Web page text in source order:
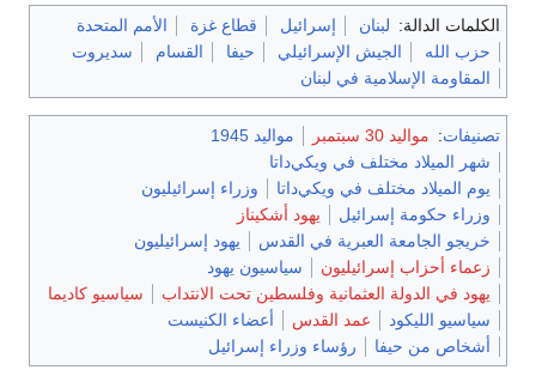
الكلمات الدالة: لبنان إسرائيل قطاع غزة
الأمم المتحدة
حزب الله
الجيش الإسرائيلي حيفا القسام
سديروت
المقاومة الإسلامية في لبنان
تصنيفات: مواليد 30 سبتمبر
مواليد 1945
شهر الميلاد مختلف في ويكي‌داتا
يوم الميلاد مختلف في ويكي‌داتا
وزراء إسرائيليون
وزراء حكومة إسرائيل
يهود أشكيناز
خريجو الجامعة العبرية في القدس
يهود إسرائيليون
زعماء أحزاب إسرائيليون
سياسيون يهود
يهود في الدولة العثمانية وفلسطين تحت الانتداب
سياسيو كاديما
سياسيو الليكود
عمد القدس
أعضاء الكنيست
أشخاص من حيفا
رؤساء وزراء إسرائيل